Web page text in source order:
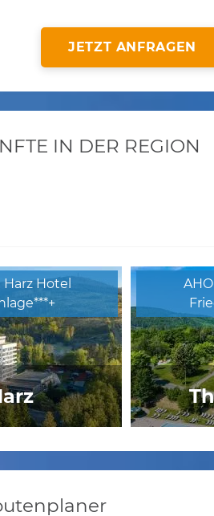
JETZT ANFRAGEN
IN DER REGION
Harz Hotel